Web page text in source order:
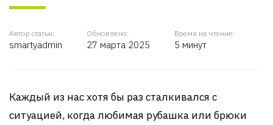
Автор статьи:
smartyadmin
Обновлено:
27 марта 2025
Время на чтение:
5 минут
Каждый из нас хотя бы раз сталкивался с
ситуацией, когда любимая рубашка или брюки